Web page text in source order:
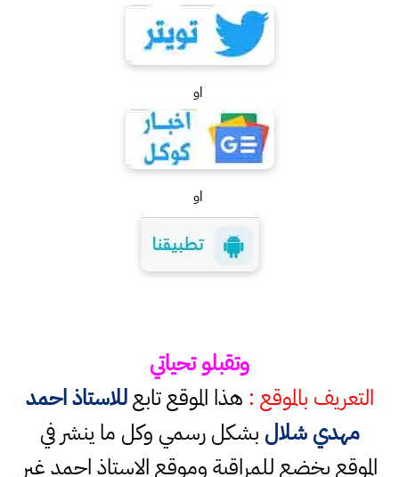
او
او
وتقبلو تحياتي
التعريف بالموقع : هذا الموقع تابعللاستاذ احمد
مهدي شلال بشكل رسمي وكل ما ينشر في
الموقع يخضع للمراقبة وموقع الاستاذ احمد غير